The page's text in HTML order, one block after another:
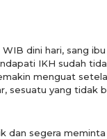
dini hari, sang
IKH sudah
menguat
sesuatu yang tidak
dan segera